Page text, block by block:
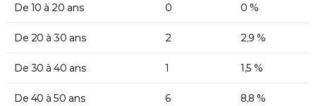
De 10 à 20 ans 0 0 %
De 20 à 30 ans 2 2,9 %
De 30 à 40 ans 1 1,5 %
De 40 à 50 ans 6 8,8 %